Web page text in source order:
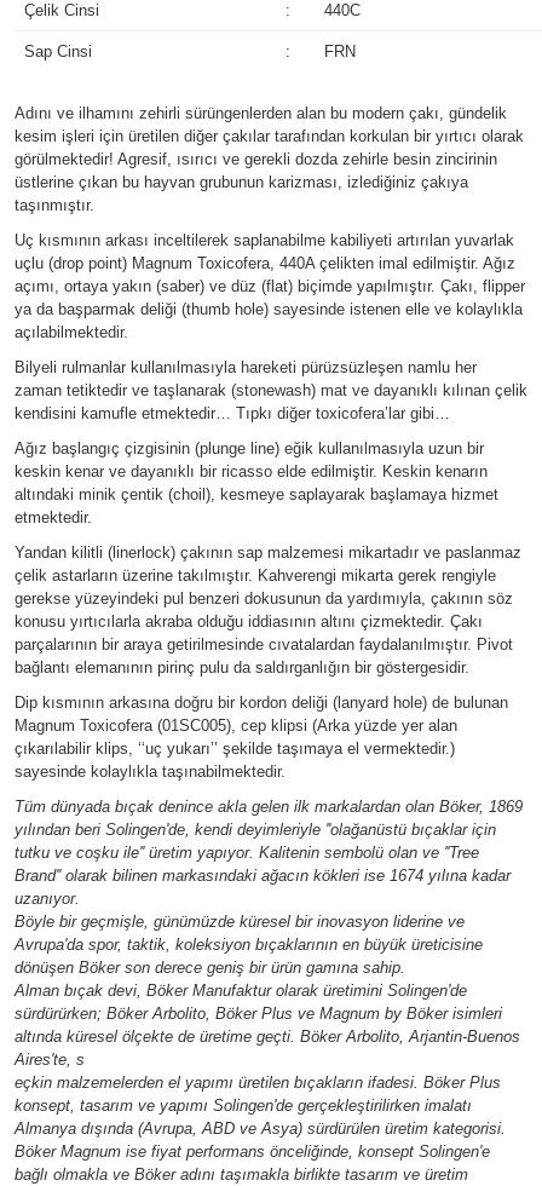
Çelik Cinsi : 440C
Sap Cinsi : FRN
Adını ve ilhamını zehirli sürüngenlerden alan bu modern çakı, gündelik
kesim işleri için üretilen diğer çakılar tarafından korkulan bir yırtıcı olarak
görülmektedir! Agresif, ısırıcı ve gerekli dozda zehirle besin zincirinin
üstlerine çıkan bu hayvan grubunun karizması, izlediğiniz çakıya
taşınmıştır.
Uç kısmının arkası inceltilerek saplanabilme kabiliyeti artırılan yuvarlak
uçlu (drop point) Magnum Toxicofera, 440A çelikten imal edilmiştir. Ağız
açımı, ortaya yakın (saber) ve düz (flat) biçimde yapılmıştır. Çakı, flipper
ya da başparmak deliği (thumb hole) sayesinde istenen elle ve kolaylıkla
açılabilmektedir.
Bilyeli rulmanlar kullanılmasıyla hareketi pürüzsüzleşen namlu her
zaman tetiktedir ve taşlanarak (stonewash) mat ve dayanıklı kılınan çelik
kendisini kamufle etmektedir… Tıpkı diğer toxicofera’lar gibi…
Ağız başlangıç çizgisinin (plunge line) eğik kullanılmasıyla uzun bir
keskin kenar ve dayanıklı bir ricasso elde edilmiştir. Keskin kenarın
altındaki minik çentik (choil), kesmeye saplayarak başlamaya hizmet
etmektedir.
Yandan kilitli (linerlock) çakının sap malzemesi mikartadır ve paslanmaz
çelik astarların üzerine takılmıştır. Kahverengi mikarta gerek rengiyle
gerekse yüzeyindeki pul benzeri dokusunun da yardımıyla, çakının söz
konusu yırtıcılarla akraba olduğu iddiasının altını çizmektedir. Çakı
parçalarının bir araya getirilmesinde cıvatalardan faydalanılmıştır. Pivot
bağlantı elemanının pirinç pulu da saldırganlığın bir göstergesidir.
Dip kısmının arkasına doğru bir kordon deliği (lanyard hole) de bulunan
Magnum Toxicofera (01SC005), cep klipsi (Arka yüzde yer alan
çıkarılabilir klips, ‘‘uç yukarı’’ şekilde taşımaya el vermektedir.)
sayesinde kolaylıkla taşınabilmektedir.
Tüm dünyada bıçak denince akla gelen ilk markalardan olan Böker, 1869
yılından beri Solingen'de, kendi deyimleriyle ''olağanüstü bıçaklar için
tutku ve coşku ile'' üretim yapıyor. Kalitenin sembolü olan ve ''Tree
Brand'' olarak bilinen markasındaki ağacın kökleri ise 1674 yılına kadar
uzanıyor.
Böyle bir geçmişle, günümüzde küresel bir inovasyon liderine ve
Avrupa'da spor, taktik, koleksiyon bıçaklarının en büyük üreticisine
dönüşen Böker son derece geniş bir ürün gamına sahip.
Alman bıçak devi, Böker Manufaktur olarak üretimini Solingen'de
sürdürürken; Böker Arbolito, Böker Plus ve Magnum by Böker isimleri
altında küresel ölçekte de üretime geçti. Böker Arbolito, Arjantin-Buenos
Aires'te, s
eçkin malzemelerden el yapımı üretilen bıçakların ifadesi. Böker Plus
konsept, tasarım ve yapımı Solingen'de gerçekleştirilirken imalatı
Almanya dışında (Avrupa, ABD ve Asya) sürdürülen üretim kategorisi.
Böker Magnum ise fiyat performans önceliğinde, konsept Solingen'e
bağlı olmakla ve Böker adını taşımakla birlikte tasarım ve üretim